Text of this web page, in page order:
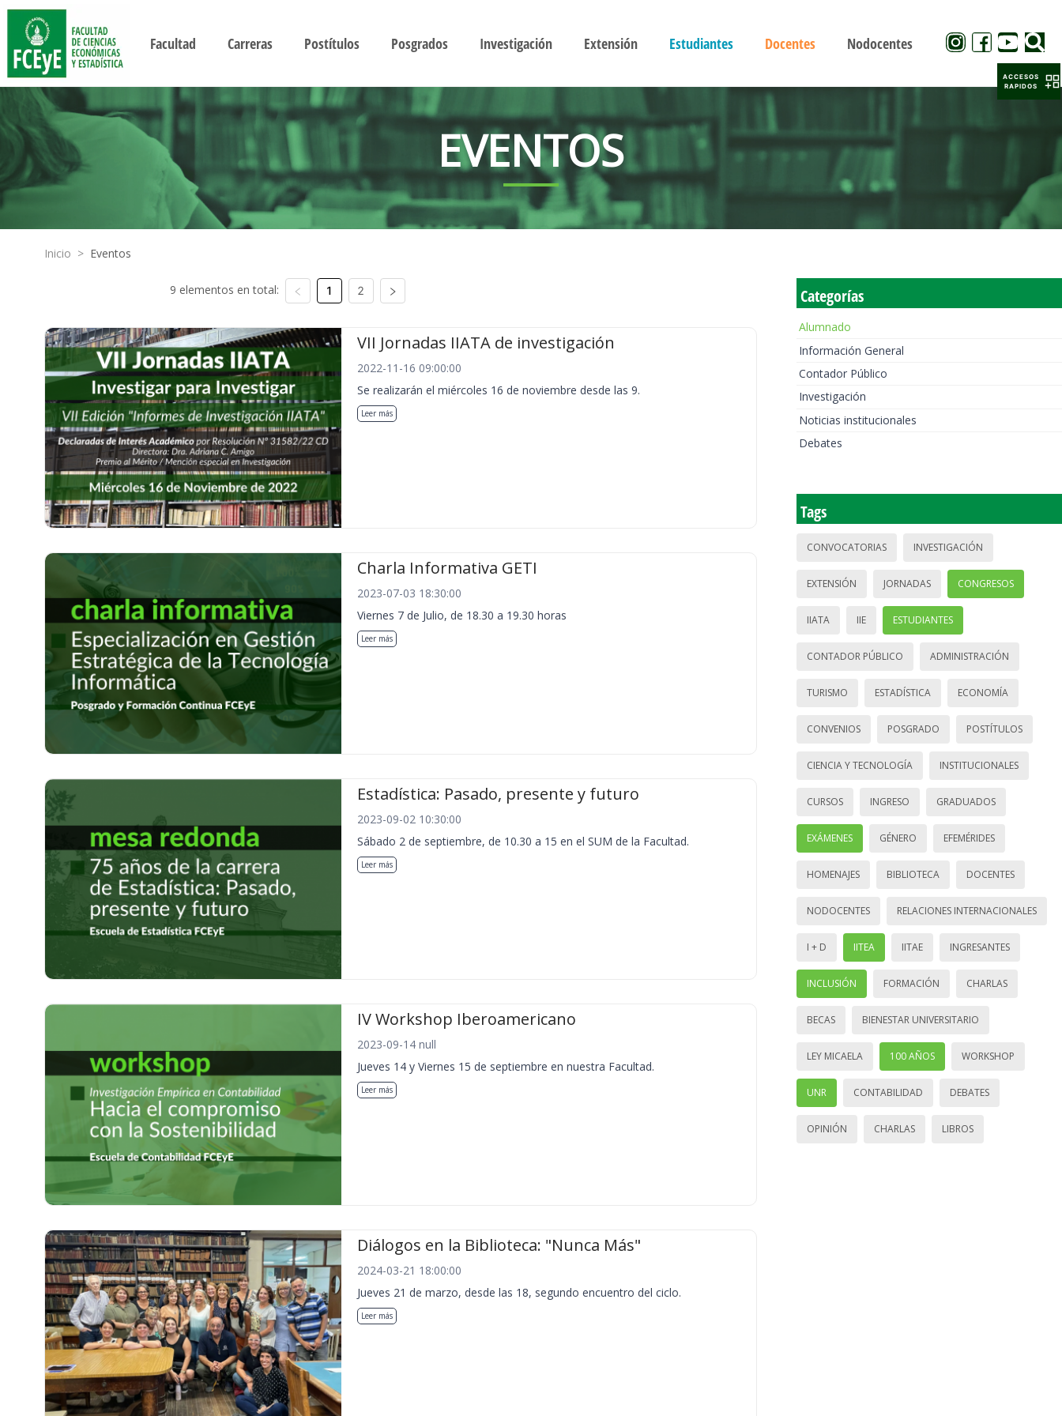
Facultad Carreras Postítulos Posgrados Investigación Extensión Estudiantes Docentes Nodocentes
EVENTOS
Inicio > Eventos
9 elementos en total: 1 2
VII Jornadas IIATA de investigación
2022-11-16 09:00:00
Se realizarán el miércoles 16 de noviembre desde las 9.
Leer más
Charla Informativa GETI
2023-07-03 18:30:00
Viernes 7 de Julio, de 18.30 a 19.30 horas
Leer más
Estadística: Pasado, presente y futuro
2023-09-02 10:30:00
Sábado 2 de septiembre, de 10.30 a 15 en el SUM de la Facultad.
Leer más
IV Workshop Iberoamericano
2023-09-14 null
Jueves 14 y Viernes 15 de septiembre en nuestra Facultad.
Leer más
Diálogos en la Biblioteca: "Nunca Más"
2024-03-21 18:00:00
Jueves 21 de marzo, desde las 18, segundo encuentro del ciclo.
Leer más
Categorías
Alumnado
Información General
Contador Público
Investigación
Noticias institucionales
Debates
Tags
CONVOCATORIAS INVESTIGACIÓN
EXTENSIÓN JORNADAS CONGRESOS
IIATA IIE ESTUDIANTES
CONTADOR PÚBLICO ADMINISTRACIÓN
TURISMO ESTADÍSTICA ECONOMÍA
CONVENIOS POSGRADO POSTÍTULOS
CIENCIA Y TECNOLOGÍA INSTITUCIONALES
CURSOS INGRESO GRADUADOS
EXÁMENES GÉNERO EFEMÉRIDES
HOMENAJES BIBLIOTECA DOCENTES
NODOCENTES RELACIONES INTERNACIONALES
I + D IITEA IITAE INGRESANTES
INCLUSIÓN FORMACIÓN CHARLAS
BECAS BIENESTAR UNIVERSITARIO
LEY MICAELA 100 AÑOS WORKSHOP
UNR CONTABILIDAD DEBATES
OPINIÓN CHARLAS LIBROS
ACCESOS
RAPIDOS